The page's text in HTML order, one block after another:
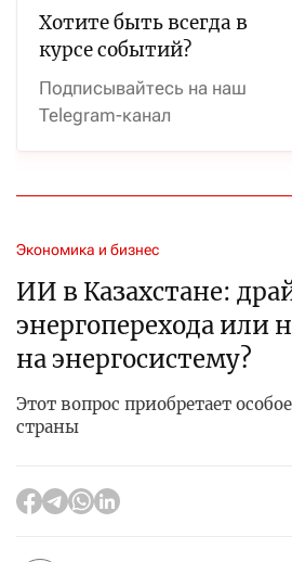
Хотите быть всегда в
курсе событий?
Подписывайтесь на наш
Telegram-канал
Экономика и бизнес
ИИ в Казахстане:
энергоперехода или
на энергосистему?
Этот вопрос приобретает
страны